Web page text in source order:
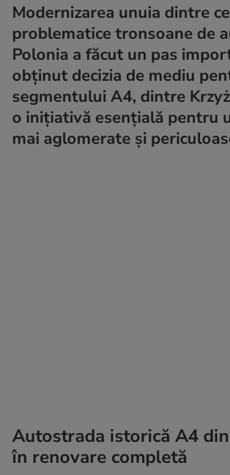
Modernizarea unuia dintre
problematice tronsoane de
Polonia a făcut un pas
obținut decizia de mediu
segmentului A4, dintre
o inițiativă esențială pentru
mai aglomerate și
Autostrada istorică A4
în renovare completă